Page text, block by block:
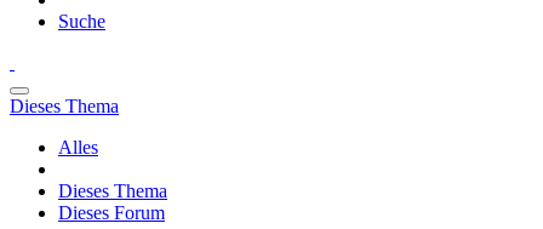
Suche
Dieses Thema
Alles
Dieses Thema
Dieses Forum